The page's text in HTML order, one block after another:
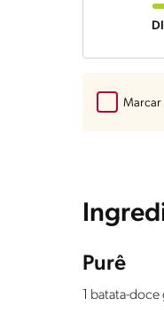
Marcar
Purê
1 batata-